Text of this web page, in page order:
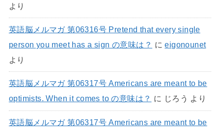
より
英語脳メルマガ 第06316号 Pretend that every single
person you meet has a sign の意味は？ にeigonounet
より
英語脳メルマガ 第06317号 Americans are meant to be
optimists. When it comes to の意味は？ に じろう より
英語脳メルマガ 第06317号 Americans are meant to be